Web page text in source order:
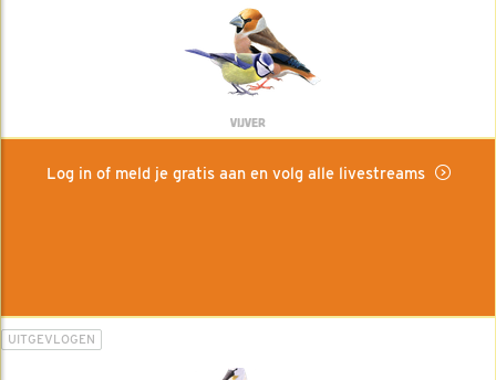
VIJVER
Log in of meld je gratis aan en volg alle livestreams
UITGEVLOGEN